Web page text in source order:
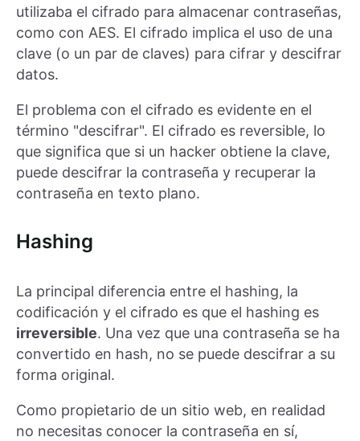
utilizaba el cifrado para almacenar contraseñas,
como con AES. El cifrado implica el uso de una
clave (o un par de claves) para cifrar y descifrar
datos.
El problema con el cifrado es evidente en el
término "descifrar". El cifrado es reversible, lo
que significa que si un hacker obtiene la clave,
puede descifrar la contraseña y recuperar la
contraseña en texto plano.
Hashing
La principal diferencia entre el hashing, la
codificación y el cifrado es que el hashing es
irreversible. Una vez que una contraseña se ha
convertido en hash, no se puede descifrar a su
forma original.
Como propietario de un sitio web, en realidad
no necesitas conocer la contraseña en sí,